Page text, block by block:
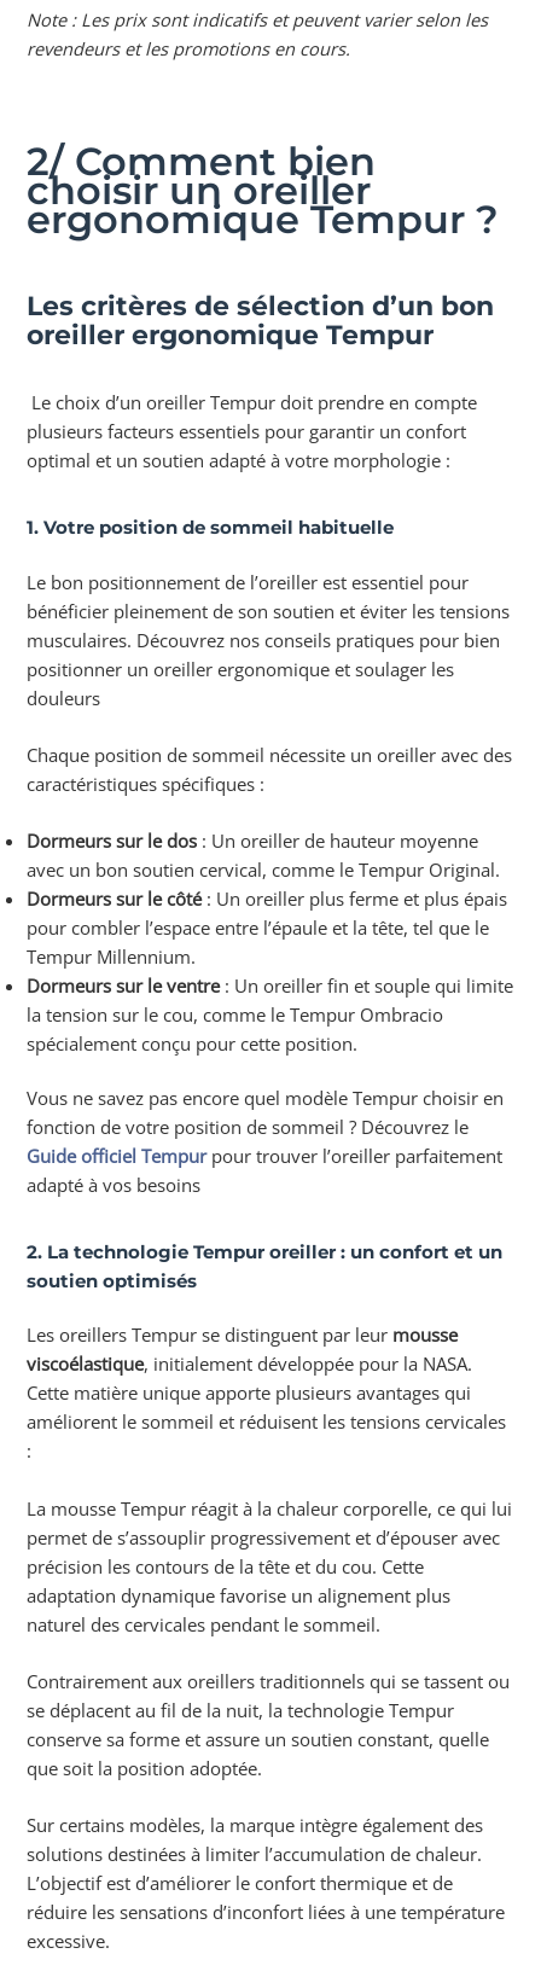
Note : Les prix sont indicatifs et peuvent varier selon les
revendeurs et les promotions en cours.
2/ Comment bien
choisir un oreiller
ergonomique Tempur ?
Les critères de sélection d’un bon
oreiller ergonomique Tempur
Le choix d’un oreiller Tempur doit prendre en compte
plusieurs facteurs essentiels pour garantir un confort
optimal et un soutien adapté à votre morphologie :
1. Votre position de sommeil habituelle
Le bon positionnement de l’oreiller est essentiel pour
bénéficier pleinement de son soutien et éviter les tensions
musculaires. Découvrez nos conseils pratiques pour bien
positionner un oreiller ergonomique et soulager les
douleurs
Chaque position de sommeil nécessite un oreiller avec des
caractéristiques spécifiques :
Dormeurs sur le dos : Un oreiller de hauteur moyenne
avec un bon soutien cervical, comme le Tempur Original.
Dormeurs sur le côté: Un oreiller plus ferme et plus épais
pour combler l’espace entre l’épaule et la tête, tel que le
Tempur Millennium.
Dormeurs sur le ventre: Un oreiller fin et souple qui limite
la tension sur le cou, comme le Tempur Ombracio
spécialement conçu pour cette position.
Vous ne savez pas encore quel modèle Tempur choisir en
fonction de votre position de sommeil ? Découvrez le
Guide officiel Tempurpour trouver l’oreiller parfaitement
adapté à vos besoins
2. La technologie Tempur oreiller : un confort et un
soutien optimisés
Les oreillers Tempur se distinguent par leur mousse
viscoélastique, initialement développée pour la NASA.
Cette matière unique apporte plusieurs avantages qui
améliorent le sommeil et réduisent les tensions cervicales
:
La mousse Tempur réagit à la chaleur corporelle, ce qui lui
permet de s’assouplir progressivement et d’épouser avec
précision les contours de la tête et du cou. Cette
adaptation dynamique favorise un alignement plus
naturel des cervicales pendant le sommeil.
Contrairement aux oreillers traditionnels qui se tassent ou
se déplacent au fil de la nuit, la technologie Tempur
conserve sa forme et assure un soutien constant, quelle
que soit la position adoptée.
Sur certains modèles, la marque intègre également des
solutions destinées à limiter l’accumulation de chaleur.
L’objectif est d’améliorer le confort thermique et de
réduire les sensations d’inconfort liées à une température
excessive.